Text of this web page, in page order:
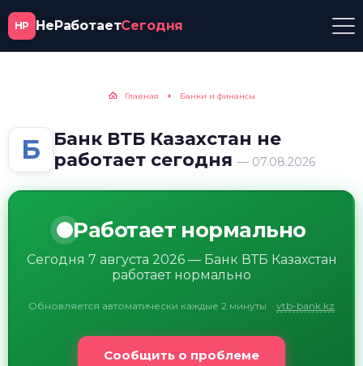
НР НеРаботаетСегодня
Главная Банки и финансы
Б
Банк ВТБ Казахстан не
работает сегодня — 07.08.2026
Работает нормально
Сегодня 7 августа 2026 — Банк ВТБ Казахстан
работает нормально
Обновляется автоматически каждые 2 минуты · vtb-bank.kz
Сообщить о проблеме